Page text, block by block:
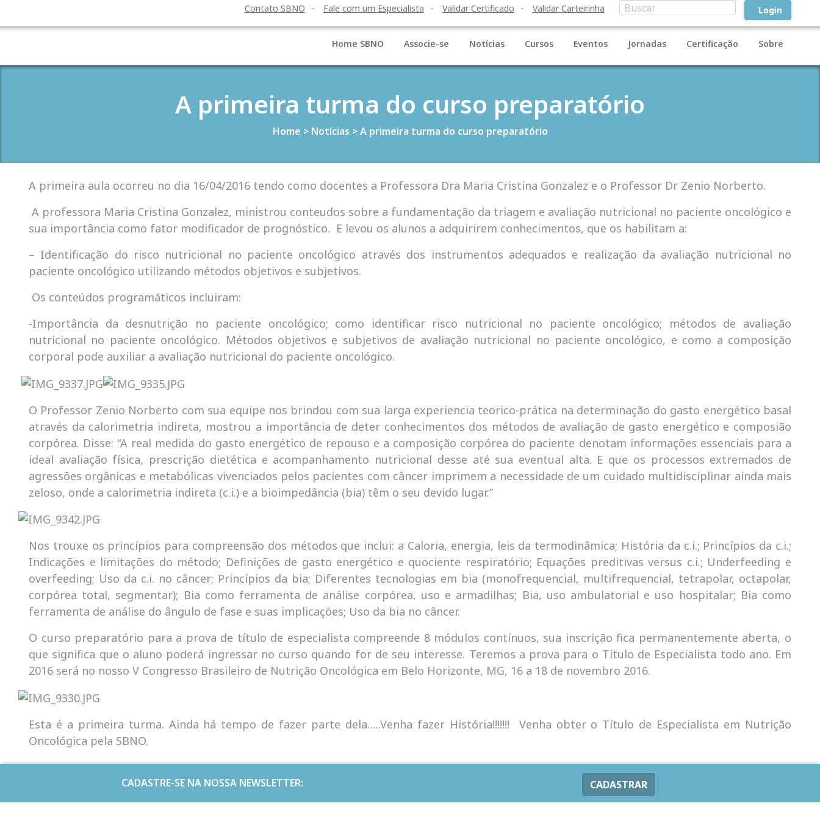
Contato SBNO Fale com um Especialista Validar Certificado Validar Carteirinha Login
Home SBNO Associe-se Notícias Cursos Eventos Jornadas Certificação Sobre
A primeira turma do curso preparatório
Home > Notícias >A primeira turma do curso preparatório
A primeira aula ocorreu no dia 16/04/2016 tendo como docentes a Professora Dra Maria Cristina Gonzalez e o Professor Dr Zenio Norberto.
A professora Maria Cristina Gonzalez, ministrou conteudos sobre a fundamentação da triagem e avaliação nutricional no paciente oncológico e
sua importância como fator modificador de prognóstico. E levou os alunos a adquirirem conhecimentos, que os habilitam a:
– Identificação do risco nutricional no paciente oncológico através dos instrumentos adequados e realização da avaliação nutricional no
paciente oncológico utilizando métodos objetivos e subjetivos.
Os conteúdos programáticos incluiram:
-Importância da desnutrição no paciente oncológico; como identificar risco nutricional no paciente oncológico; métodos de avaliação
nutricional no paciente oncológico. Métodos objetivos e subjetivos de avaliação nutricional no paciente oncológico, e como a composição
corporal pode auxiliar a avaliação nutricional do paciente oncológico.
O Professor Zenio Norberto com sua equipe nos brindou com sua larga experiencia teorico-prática na determinação do gasto energético basal
através da calorimetria indireta, mostrou a importância de deter conhecimentos dos métodos de avaliação de gasto energético e composião
corpórea. Disse: “A real medida do gasto energético de repouso e a composição corpórea do paciente denotam informações essenciais para a
ideal avaliação física, prescrição dietética e acompanhamento nutricional desse até sua eventual alta. E que os processos extremados de
agressões orgânicas e metabólicas vivenciados pelos pacientes com câncer imprimem a necessidade de um cuidado multidisciplinar ainda mais
zeloso, onde a calorimetria indireta (c.i.) e a bioimpedância (bia) têm o seu devido lugar.”
Nos trouxe os princípios para compreensão dos métodos que inclui: a Caloria, energia, leis da termodinâmica; História da c.i.; Princípios da c.i.;
Indicações e limitações do método; Definições de gasto energético e quociente respiratório; Equações preditivas versus c.i.; Underfeeding e
overfeeding; Uso da c.i. no câncer; Princípios da bia; Diferentes tecnologias em bia (monofrequencial, multifrequencial, tetrapolar, octapolar,
corpórea total, segmentar); Bia como ferramenta de análise corpórea, uso e armadilhas; Bia, uso ambulatorial e uso hospitalar; Bia como
ferramenta de análise do ângulo de fase e suas implicações; Uso da bia no câncer.
O curso preparatório para a prova de título de especialista compreende 8 módulos contínuos, sua inscrição fica permanentemente aberta, o
que significa que o aluno poderá ingressar no curso quando for de seu interesse. Teremos a prova para o Título de Especialista todo ano. Em
2016 será no nosso V Congresso Brasileiro de Nutrição Oncológica em Belo Horizonte, MG, 16 a 18 de novembro 2016.
Esta é a primeira turma. Ainda há tempo de fazer parte dela…..Venha fazer História!!!!!!! Venha obter o Título de Especialista em Nutrição
Oncológica pela SBNO.
CADASTRE-SE NA NOSSA NEWSLETTER: CADASTRAR